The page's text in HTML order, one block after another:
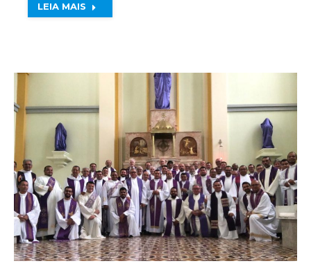
LEIA MAIS